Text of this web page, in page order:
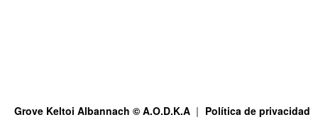
Grove Keltoi Albannach © A.O.D.K.A Política de privacidad